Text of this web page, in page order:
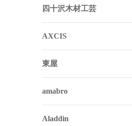
四十沢木材工芸
AXCIS
東屋
amabro
Aladdin